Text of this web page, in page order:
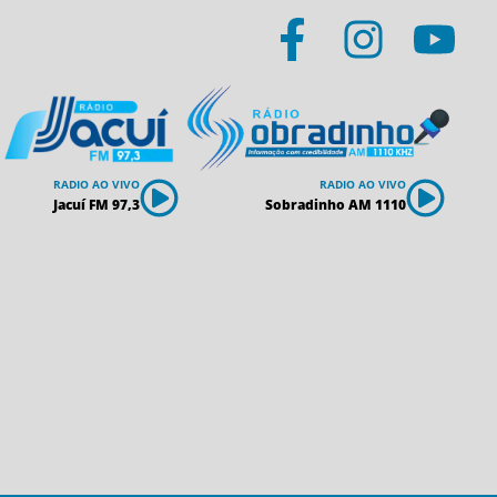
RADIO AO VIVO
Jacuí FM 97,3
RADIO AO VIVO
Sobradinho AM 1110